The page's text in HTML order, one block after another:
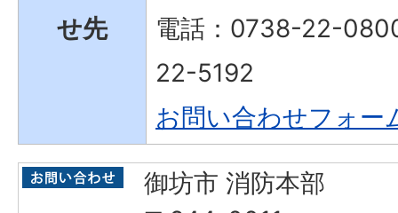
せ先
電話：0738-22-
22-5192
お問い合わせフォー
御坊市 消防本部